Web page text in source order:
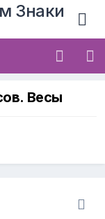
Знаки
Весы